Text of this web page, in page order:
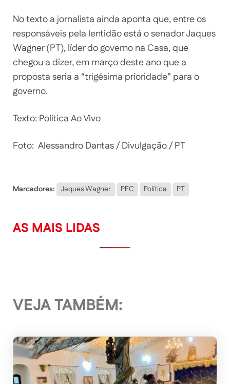
No texto a jornalista ainda aponta que, entre os
responsáveis pela lentidão está o senador Jaques
Wagner (PT), líder do governo na Casa, que
chegou a dizer, em março deste ano que a
proposta seria a “trigésima prioridade” para o
governo.
Texto: Política Ao Vivo
Foto: Alessandro Dantas / Divulgação / PT
Marcadores: Jaques Wagner PEC Política PT
AS MAIS LIDAS
VEJA TAMBÉM: